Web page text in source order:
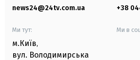
news24@24tv.com.ua +38
Ми тут:
м.Київ,
вул. Володимирська
Ми в